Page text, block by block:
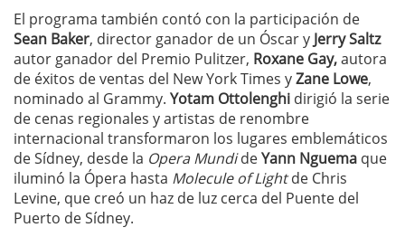
El programa también contó con la participación de
Sean Baker, director ganador de un Óscar y Jerry Saltz
autor ganador del Premio Pulitzer, Roxane Gay,autora
de éxitos de ventas del New York Times yZane Lowe,
nominado al Grammy. Yotam Ottolenghi dirigió la serie
de cenas regionales y artistas de renombre
internacional transformaron los lugares emblemáticos
de Sídney, desde la Opera MundideYann Nguema que
iluminó la Ópera hasta Molecule of Lightde Chris
Levine, que creó un haz de luz cerca del Puente del
Puerto de Sídney.